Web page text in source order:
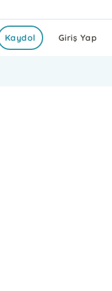
Giriş Yap
Kaydol